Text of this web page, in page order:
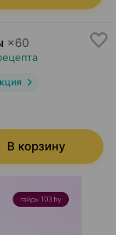
×60
В корзину